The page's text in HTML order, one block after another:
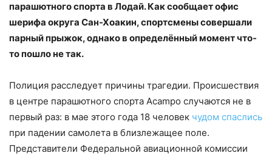
парашютного спорта в Лодай. Как сообщает офис
шерифа округа Сан-Хоакин, спортсмены совершали
парный прыжок, однако в определённый момент что-
то пошло не так.
Полиция расследует причины трагедии. Происшествия
в центре парашютного спорта Acampo случаются не в
первый раз: в мае этого года 18 человек чудом спаслись
при падении самолета в близлежащее поле.
Представители Федеральной авиационной комиссии